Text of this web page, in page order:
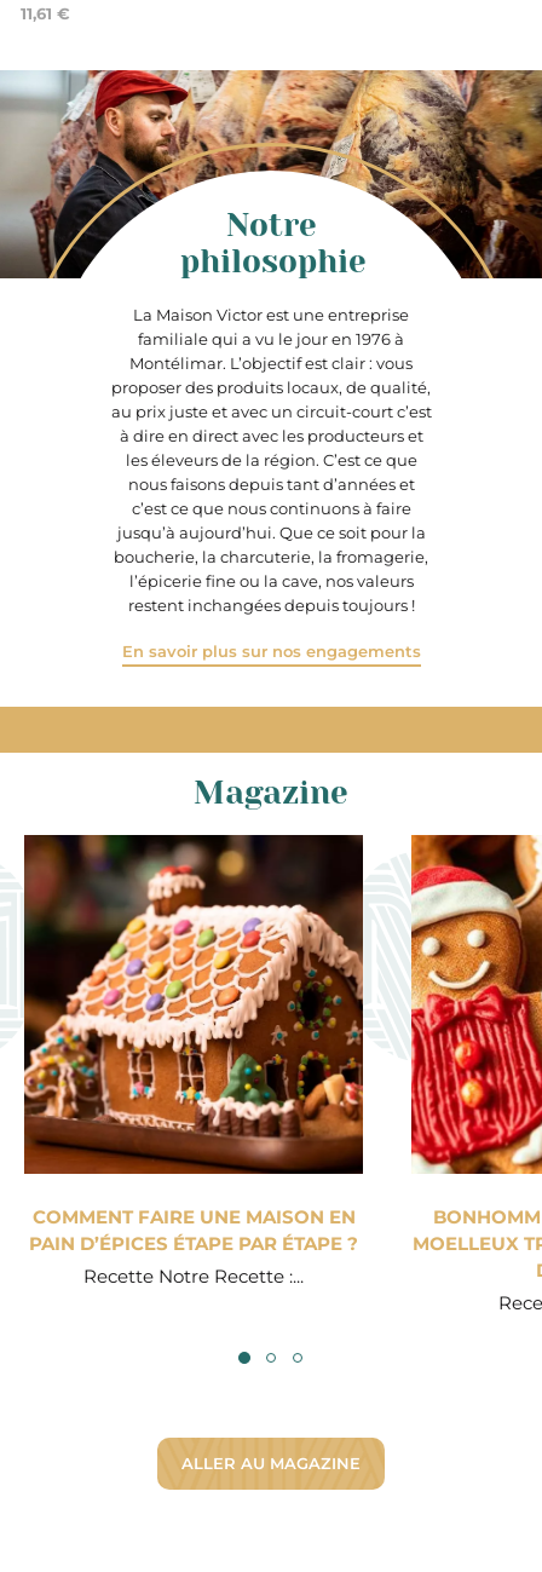
11,61 €
La Maison Victor est une entreprise
familiale qui a vu le jour en 1976 à
Montélimar. L’objectif est clair : vous
proposer des produits locaux, de qualité,
au prix juste et avec un circuit-court c’est
à dire en direct avec les producteurs et
les éleveurs de la région. C’est ce que
nous faisons depuis tant d’années et
c’est ce que nous continuons à faire
jusqu’à aujourd’hui. Que ce soit pour la
boucherie, la charcuterie, la fromagerie,
l’épicerie fine ou la cave, nos valeurs
restent inchangées depuis toujours !
En savoir plus sur nos engagements
Notre
philosophie
Magazine
COMMENT FAIRE UNE MAISON EN
PAIN D’ÉPICES ÉTAPE PAR ÉTAPE ?
Recette Notre Recette :...
MOELLEUX
ALLER AU MAGAZINE